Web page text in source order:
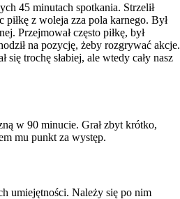
45 minutach spotkania. Strzelił
piłkę z woleja zza pola karnego. Był
Przejmował często piłkę, był
na pozycję, żeby rozgrywać akcje.
się trochę słabiej, ale wtedy cały nasz
w 90 minucie. Grał zbyt krótko,
mu punkt za występ.
umiejętności. Należy się po nim